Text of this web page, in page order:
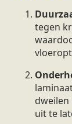
tegen
dweilen
uit te